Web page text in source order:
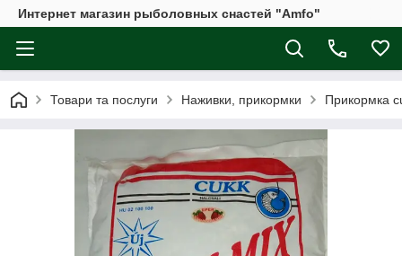
Интернет магазин рыболовных снастей "Amfo"
Товари та послуги Наживки, прикормки Прикормка